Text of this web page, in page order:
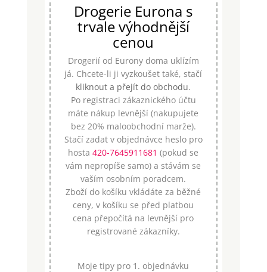
Drogerie Eurona s
trvale výhodnější
cenou
Drogerií od Eurony doma uklízím
já. Chcete-li ji vyzkoušet také, stačí
kliknout a přejít do obchodu.
Po registraci zákaznického účtu
máte nákup levnější (nakupujete
bez 20% maloobchodní marže).
Stačí zadat v objednávce heslo pro
hosta420-7645911681 (pokud se
vám nepropíše samo) a stávám se
vaším osobním poradcem.
Zboží do košíku vkládáte za běžné
ceny, v košíku se před platbou
cena přepočítá na levnější pro
registrované zákazníky.
Moje tipy pro 1. objednávku